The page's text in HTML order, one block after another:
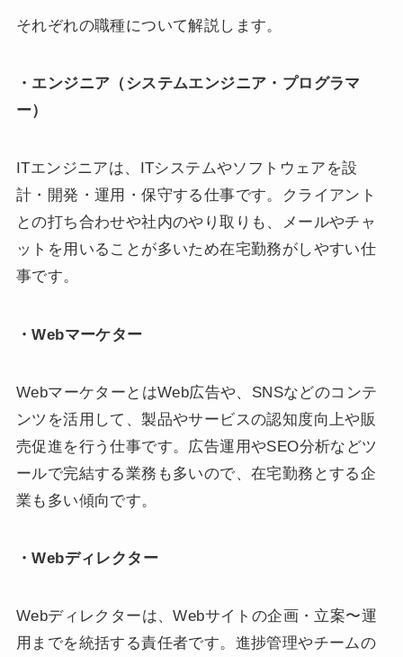
それぞれの職種について解説します。
・エンジニア（システムエンジニア・プログラマ
ー）
ITエンジニアは、ITシステムやソフトウェアを設
計・開発・運用・保守する仕事です。クライアント
との打ち合わせや社内のやり取りも、メールやチャ
ットを用いることが多いため在宅勤務がしやすい仕
事です。
・Webマーケター
WebマーケターとはWeb広告や、SNSなどのコンテ
ンツを活用して、製品やサービスの認知度向上や販
売促進を行う仕事です。広告運用やSEO分析などツ
ールで完結する業務も多いので、在宅勤務とする企
業も多い傾向です。
・Webディレクター
Webディレクターは、Webサイトの企画・立案〜運
用までを統括する責任者です。進捗管理やチームの